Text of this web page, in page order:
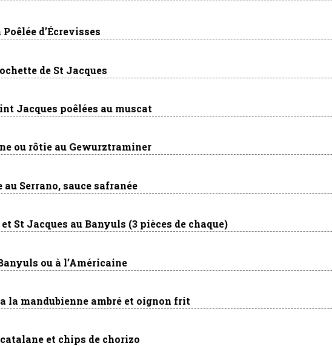
d’Écrevisses
de St Jacques
Jacques poêlées au muscat
ou rôtie au Gewurztraminer
Serrano, sauce safranée
et St Jacques au Banyuls (3 pièces de chaque)
ou à l’Américaine
la mandubienne ambré et oignon frit
et chips de chorizo